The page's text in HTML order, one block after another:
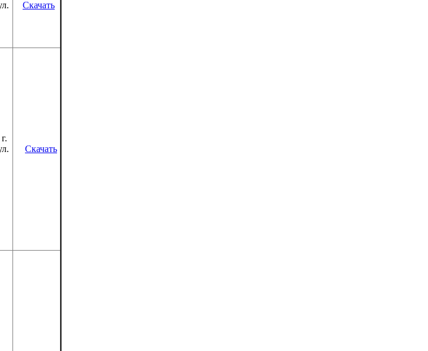
Скачать
Скачать